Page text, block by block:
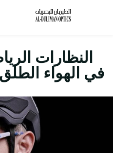
النظارات
في الهواء